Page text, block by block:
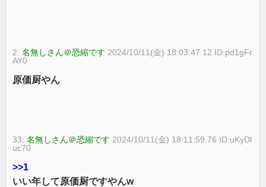
2:名無しさん＠恐縮です 2024/10/11(金) 18:03:47.12 ID:pd1gFr
AY0
原価厨やん
33:名無しさん＠恐縮です 2024/10/11(金) 18:11:59.76 ID:uKyDl
uc70
>>1
いい年して原価厨ですやんw